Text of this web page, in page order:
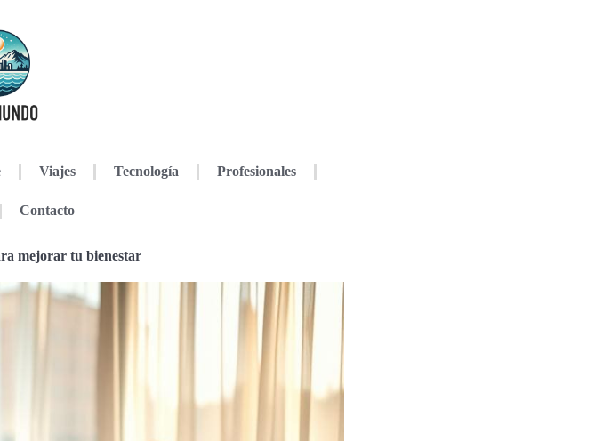
Viajes Tecnología Profesionales
Contacto
mejorar tu bienestar